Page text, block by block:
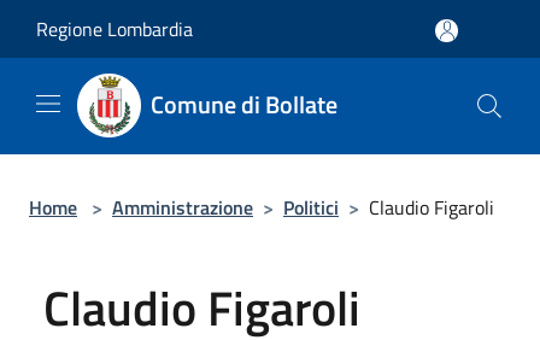
Regione Lombardia
Comune di Bollate
Home > Amministrazione > Politici > Claudio Figaroli
Claudio Figaroli